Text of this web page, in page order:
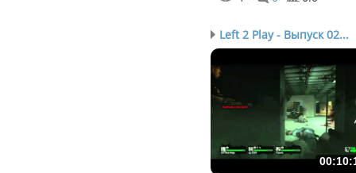
Left 2 Play - Выпуск 02...